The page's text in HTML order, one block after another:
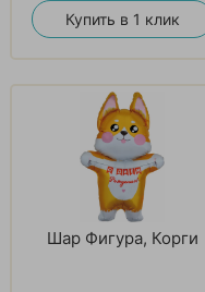
Купить в 1 клик
Шар Фигура, Корги